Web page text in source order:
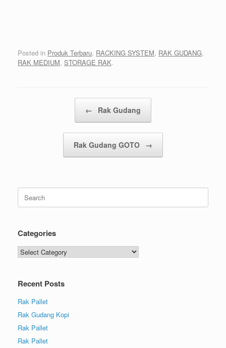
Posted in Produk Terbaru, RACKING SYSTEM, RAK GUDANG,
RAK MEDIUM, STORAGE RAK.
← Rak Gudang
Rak Gudang GOTO →
Categories
Recent Posts
Rak Pallet
Rak Gudang Kopi
Rak Pallet
Rak Pallet